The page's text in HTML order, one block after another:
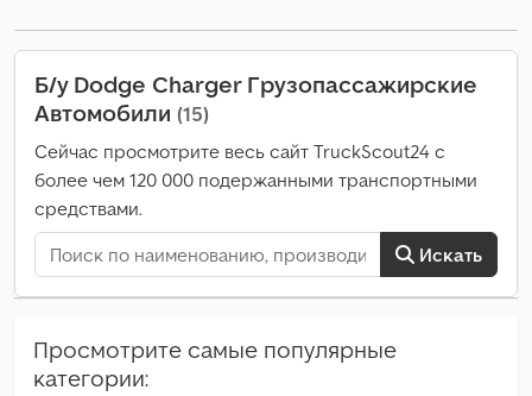
гидроусилитель руля, кондиционер, круиз-контроль,
подушка безопасности, полный привод, прицепное
устройство, противотуманные фары, сажевый фильтр,
центральный замок, электронная программа стабилизации
(ESP),
Б/у Dodge Charger Грузопассажирские
Автомобили (15)
Сейчас просмотрите весь сайт TruckScout24 с
более чем 120 000 подержанными транспортными
средствами.
Искать
Просмотрите самые популярные
категории: